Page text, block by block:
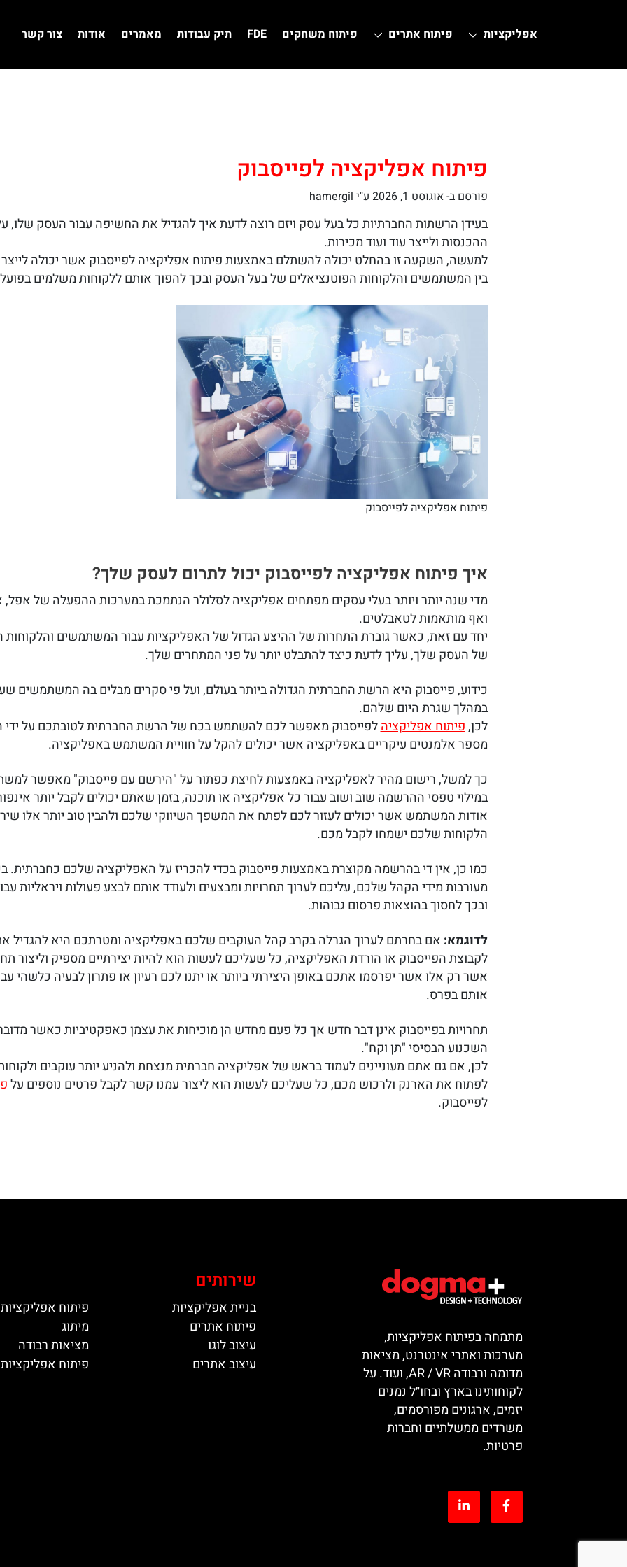
אפליקציות פיתוח אתרים פיתוח משחקים FDE תיק עבודות מאמרים אודות צור קשר
פיתוח אפליקציה לפייסבוק
פורסם ב-אוגוסט 1, 2026 ע"י hamergil
בעידן הרשתות החברתיות כל בעל עסק ויזם רוצה לדעת איך להגדיל את החשיפה עבור העסק שלו,
ההכנסות ולייצר עוד ועוד מכירות.
למעשה, השקעה זו בהחלט יכולה להשתלם באמצעות פיתוח אפליקציה לפייסבוק אשר יכולה לייצר
בין המשתמשים והלקוחות הפוטנציאלים של בעל העסק ובכך להפוך אותם ללקוחות משלמים
פיתוח אפליקציה לפייסבוק
איך פיתוח אפליקציה לפייסבוק יכול לתרום לעסק שלך?
מדי שנה יותר ויותר בעלי עסקים מפתחים אפליקציה לסלולר הנתמכת במערכות ההפעלה של אפל,
ואף מותאמות לטאבלטים.
יחד עם זאת, כאשר גוברת התחרות של ההיצע הגדול של האפליקציות עבור המשתמשים והלקוחות
של העסק שלך, עליך לדעת כיצד להתבלט יותר על פני המתחרים שלך.
כידוע, פייסבוק היא הרשת החברתית הגדולה ביותר בעולם, ועל פי סקרים מבלים בה המשתמשים
במהלך שגרת היום שלהם.
לכן,פיתוח אפליקציהלפייסבוק מאפשר לכם להשתמש בכח של הרשת החברתית לטובתכם על
מספר אלמנטים עיקריים באפליקציה אשר יכולים להקל על חוויית המשתמש באפליקציה.
כך למשל, רישום מהיר לאפליקציה באמצעות לחיצת כפתור על "הירשם עם פייסבוק" מאפשר
במילוי טפסי ההרשמה שוב ושוב עבור כל אפליקציה או תוכנה, בזמן שאתם יכולים לקבל יותר
אודות המשתמש אשר יכולים לעזור לכם לפתח את המשפך השיווקי שלכם ולהבין טוב יותר אלו
הלקוחות שלכם ישמחו לקבל מכם.
כמו כן, אין די בהרשמה מקוצרת באמצעות פייסבוק בכדי להכריז על האפליקציה שלכם כחברתית.
מעורבות מידי הקהל שלכם, עליכם לערוך תחרויות ומבצעים ולעודד אותם לבצע פעולות ויראליות
ובכך לחסוך בהוצאות פרסום גבוהות.
לדוגמא: אם בחרתם לערוך הגרלה בקרב קהל העוקבים שלכם באפליקציה ומטרתכם היא להגדיל
לקבוצת הפייסבוק או הורדת האפליקציה, כל שעליכם לעשות הוא להיות יצירתיים מספיק וליצור
אשר רק אלו אשר יפרסמו אתכם באופן היצירתי ביותר או יתנו לכם רעיון או פתרון לבעיה כלשהי
אותם בפרס.
תחרויות בפייסבוק אינן דבר חדש אך כל פעם מחדש הן מוכיחות את עצמן כאפקטיביות כאשר מדובר
השכנוע הבסיסי "תן וקח".
לכן, אם גם אתם מעוניינים לעמוד בראש של אפליקציה חברתית מנצחת ולהניע יותר עוקבים
לפתוח את הארנק ולרכוש מכם, כל שעליכם לעשות הוא ליצור עמנו קשר לקבל פרטים נוספים על
לפייסבוק.
מתמחה בפיתוח אפליקציות,
מערכות ואתרי אינטרנט, מציאות
מדומה ורבודה AR / VR, ועוד. על
לקוחותינו בארץ ובחו״ל נמנים
יזמים, ארגונים מפורסמים,
משרדים ממשלתיים וחברות
פרטיות.
שירותים
בניית אפליקציות
פיתוח
פיתוח אתרים
מיתוג
עיצוב לוגו
מציאות רבודה
עיצוב אתרים
פיתוח אפליקציות